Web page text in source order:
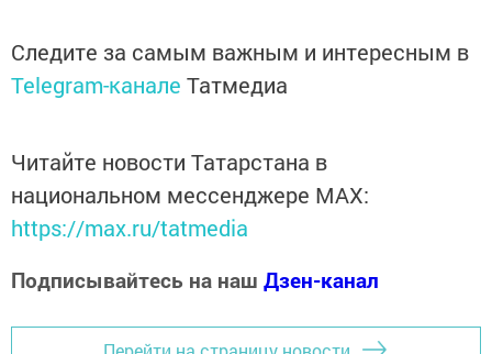
Следите за самым важным и интересным в
Telegram-канале Татмедиа
Читайте новости Татарстана в
национальном мессенджере MАХ:
https://max.ru/tatmedia
Подписывайтесь на наш Дзен-канал